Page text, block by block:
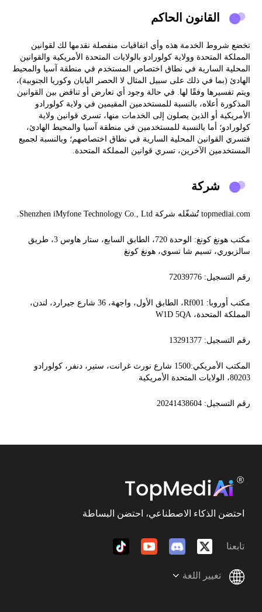
القانون الحاكم
تخضع شروط الخدمة هذه وأي اتفاقيات منفصلة نقدمها لك لقوانين
المملكة المتحدة وولاية كولورادو بالولايات المتحدة الأمريكية والقوانين
المحلية السارية في نطاق اختصاص المستخدم في منطقة آسيا والمحيط
الهادئ (بما في ذلك على سبيل المثال لا الحصر اليابان وكوريا الجنوبية)،
ويتم تفسيرها وفقًا لها. في حالة وجود أي تعارض أو تناقض بين القوانين
المذكورة أعلاه، بالنسبة للمستخدمين المقيمين في ولاية كولورادو
الأمريكية أو الذين يصلون إلى الخدمات منها، تسري قوانين ولاية
كولورادو؛ أما بالنسبة للمستخدمين في منطقة آسيا والمحيط الهادئ،
فتسري القوانين المحلية السارية في نطاق اختصاصهم؛ وبالنسبة لجميع
المستخدمين الآخرين، تسري قوانين المملكة المتحدة.
شركة
topmediai.com تُشغّله شركة Shenzhen iMyfone Technology Co., Ltd.
مكتب هونغ كونغ: الوحدة 720، الطابق السابع، ستار هاوس 3، طريق
سالزبوري، تسيم شا تسوي، هونغ كونغ
رقم التسجيل: 72039776
مكتب أوروبا: Rf001، الطابق الأول، واجهة، 36 شارع جيرارد، لندن،
المملكة المتحدة، W1D 5QA
رقم التسجيل: 13291377
المكتب الأمريكي:1500 شارع نورث غرانت، ستير، دنفر، كولورادو
80203، الولايات المتحدة الأمريكية
رقم التسجيل: 20241438604
احتضن الذكاء الاصطناعي، احتضن البساطة
تابعنا
تغيير اللغة